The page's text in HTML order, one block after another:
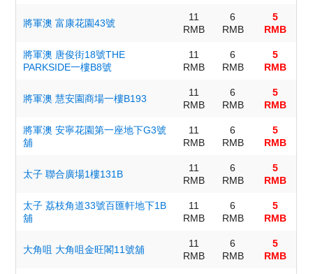
將軍澳 富康花園43號
11
RMB
6
RMB
5
RMB
將軍澳 唐俊街18號THE
PARKSIDE一樓B8號
11
RMB
6
RMB
5
RMB
將軍澳 慧安園商場一樓B193
11
RMB
6
RMB
5
RMB
將軍澳 安寧花園第一座地下G3號
舖
11
RMB
6
RMB
5
RMB
太子 聯合廣場1樓131B
11
RMB
6
RMB
5
RMB
太子 荔枝角道33號百匯軒地下1B
舖
11
RMB
6
RMB
5
RMB
大角咀 大角咀金旺閣11號舖
11
RMB
6
RMB
5
RMB